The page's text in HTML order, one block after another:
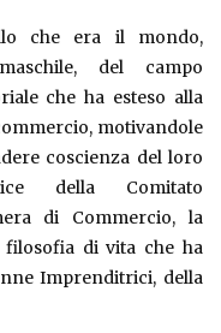
che era il mondo,
del campo
che ha esteso alla
motivandole
coscienza del loro
della Comitato
di Commercio, la
filosofia di vita che ha
Imprenditrici, della